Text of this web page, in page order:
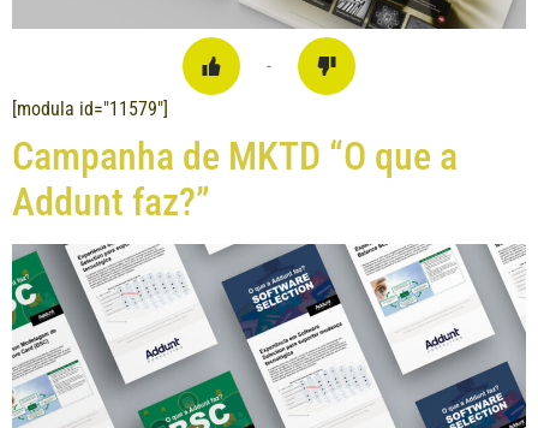
-
[modula id="11579"]
Campanha de MKTD “O que a
Addunt faz?”